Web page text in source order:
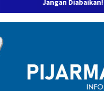
Jangan Diabaikan! Ini